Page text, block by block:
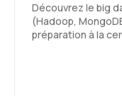
Découvrez le big
(Hadoop,
préparation à la